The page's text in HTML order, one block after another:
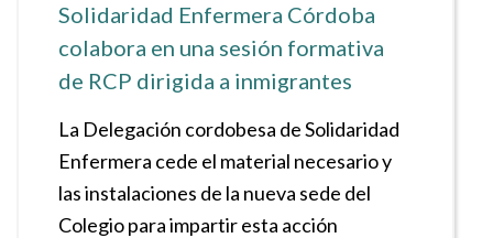
Solidaridad Enfermera Córdoba
colabora en una sesión formativa
de RCP dirigida a inmigrantes
La Delegación cordobesa de Solidaridad
Enfermera cede el material necesario y
las instalaciones de la nueva sede del
Colegio para impartir esta acción